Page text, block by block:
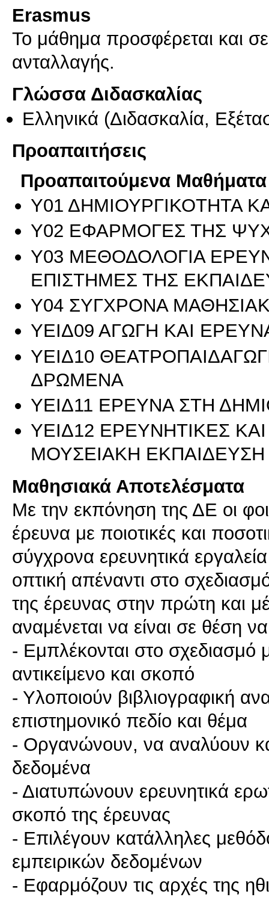
Erasmus
Το μάθημα προσφέρεται και
ανταλλαγής.
Γλώσσα Διδασκαλίας
Ελληνικά (Διδασκαλία,
Προαπαιτήσεις
Προαπαιτούμενα Μαθήματα
Υ01 ΔΗΜΙΟΥΡΓΙΚΟΤΗΤΑ
Υ02 ΕΦΑΡΜΟΓΕΣ ΤΗΣ
Υ03 ΜΕΘΟΔΟΛΟΓΙΑ
ΕΠΙΣΤΗΜΕΣ ΤΗΣ
Υ04 ΣΥΓΧΡΟΝΑ
ΥΕΙΔ09 ΑΓΩΓΗ ΚΑΙ
ΥΕΙΔ10
ΔΡΩΜΕΝΑ
ΥΕΙΔ11 ΕΡΕΥΝΑ ΣΤΗ
ΥΕΙΔ12 ΕΡΕΥΝΗΤΙΚΕΣ
ΜΟΥΣΕΙΑΚΗ ΕΚΠΑΙΔΕΥΣΗ
Μαθησιακά Αποτελέσματα
Με την εκπόνηση της ΔΕ οι
έρευνα με ποιοτικές και
σύγχρονα ερευνητικά
οπτική απέναντι στο
της έρευνας στην πρώτη και
αναμένεται να είναι σε θέση να
- Εμπλέκονται στο σχεδιασμό
αντικείμενο και σκοπό
- Υλοποιούν βιβλιογραφική
επιστημονικό πεδίο και θέμα
- Οργανώνουν, να αναλύουν
δεδομένα
- Διατυπώνουν ερευνητικά
σκοπό της έρευνας
- Επιλέγουν κατάλληλες
εμπειρικών δεδομένων
- Εφαρμόζουν τις αρχές της